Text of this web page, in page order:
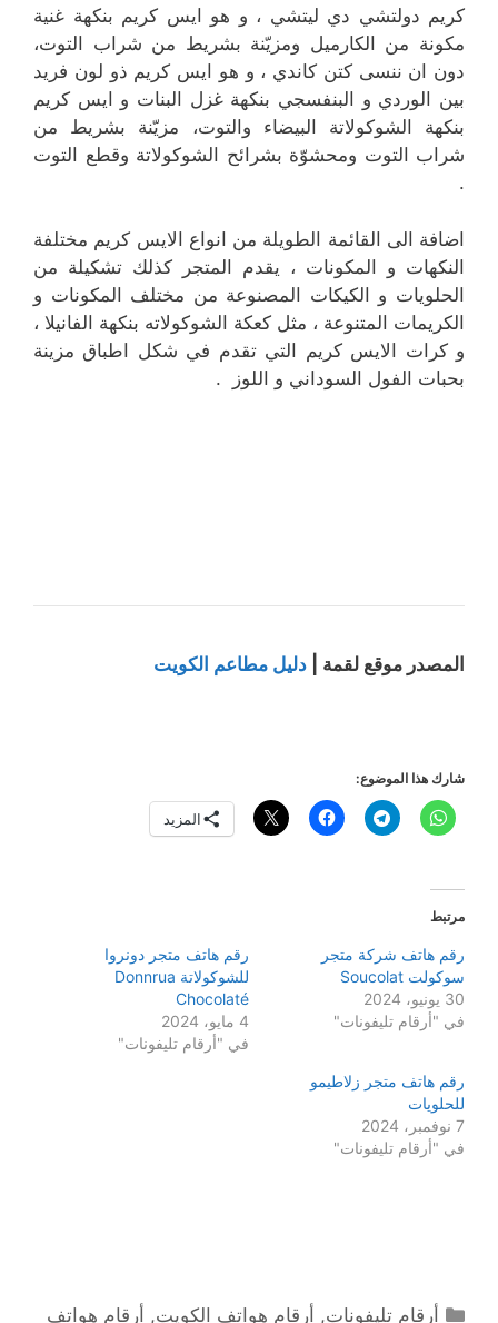
كريم دولتشي دي ليتشي ، و هو ايس كريم بنكهة غنية
مكونة من الكارميل ومزيّنة بشريط من شراب التوت،
دون ان ننسى كتن كاندي ، و هو ايس كريم ذو لون فريد
بين الوردي و البنفسجي بنكهة غزل البنات و ايس كريم
بنكهة الشوكولاتة البيضاء والتوت، مزيّنة بشريط من
شراب التوت ومحشوّة بشرائح الشوكولاتة وقطع التوت
.
اضافة الى القائمة الطويلة من انواع الايس كريم مختلفة
النكهات و المكونات ، يقدم المتجر كذلك تشكيلة من
الحلويات و الكيكات المصنوعة من مختلف المكونات و
الكريمات المتنوعة ، مثل كعكة الشوكولاته بنكهة الفانيلا ،
و كرات الايس كريم التي تقدم في شكل اطباق مزينة
بحبات الفول السوداني و اللوز .
المصدر موقع لقمة | دليل مطاعم الكويت
شارك هذا الموضوع:
المزيد
مرتبط
رقم هاتف شركة متجر
سوكولت Soucolat
30 يونيو، 2024
في "أرقام تليفونات"
رقم هاتف متجر دونروا
للشوكولاتة Donnrua
Chocolaté
4 مايو، 2024
في "أرقام تليفونات"
رقم هاتف متجر زلاطيمو
للحلويات
7 نوفمبر، 2024
في "أرقام تليفونات"
التصنيفات
أرقام تليفونات, أرقام هواتف الكويت, أرقام هواتف